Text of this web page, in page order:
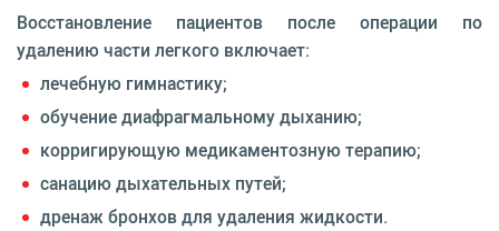
Восстановление пациентов после операции по
удалению части легкого включает:
лечебную гимнастику;
обучение диафрагмальному дыханию;
корригирующую медикаментозную терапию;
санацию дыхательных путей;
дренаж бронхов для удаления жидкости.